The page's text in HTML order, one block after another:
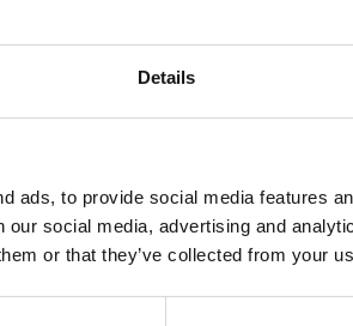
Details
ads, to provide social media features
our social media, advertising and
or that they’ve collected from your